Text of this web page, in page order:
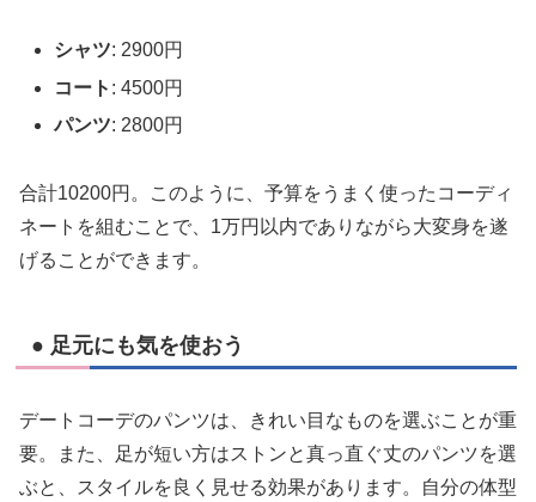
シャツ: 2900円
コート : 4500円
パンツ: 2800円
合計10200円。このように、予算をうまく使ったコーディ
ネートを組むことで、1万円以内でありながら大変身を遂
げることができます。
● 足元にも気を使おう
デートコーデのパンツは、きれい目なものを選ぶことが重
要。また、足が短い方はストンと真っ直ぐ丈のパンツを選
ぶと、スタイルを良く見せる効果があります。自分の体型